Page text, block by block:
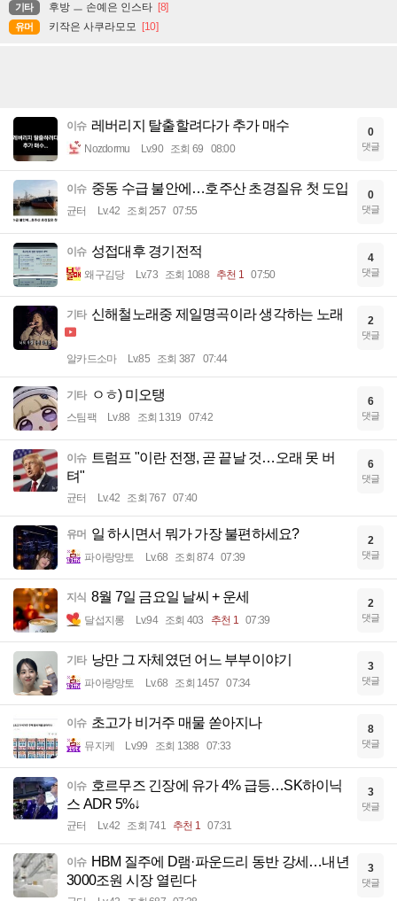
기타 후방 ㅡ 손예은 인스타 [8]
유머 키작은 사쿠라모모 [10]
이슈 레버리지 탈출할려다가 추가 매수
Nozdormu Lv.90 조회 69 08:00
0
댓글
이슈 중동 수급 불안에…호주산 초경질유 첫 도입
균터 Lv.42 조회 257 07:55
0
댓글
이슈 성접대후 경기전적
왜구김당 Lv.73 조회 1088 추천 1 07:50
4
댓글
기타 신해철노래중 제일명곡이라 생각하는 노래
알카드소마 Lv.85 조회 387 07:44
2
댓글
기타 ㅇㅎ) 미오탱
스팀팩 Lv.88 조회 1319 07:42
6
댓글
이슈
트럼프 "이란 전쟁, 곧 끝날 것…오래 못 버
텨"
균터 Lv.42 조회 767 07:40
6
댓글
유머 일 하시면서 뭐가 가장 불편하세요?
파아랑망토 Lv.68 조회 874 07:39
2
댓글
지식 8월 7일 금요일 날씨 + 운세
달섭지롱 Lv.94 조회 403 추천 1 07:39
2
댓글
기타 낭만 그 자체였던 어느 부부이야기
파아랑망토 Lv.68 조회 1457 07:34
3
댓글
이슈 초고가 비거주 매물 쏟아지나
뮤지케 Lv.99 조회 1388 07:33
8
댓글
이슈 호르무즈 긴장에 유가 4% 급등…SK하이닉
스 ADR 5%↓
균터 Lv.42 조회 741 추천 1 07:31
3
댓글
이슈 HBM 질주에 D램·파운드리 동반 강세…내년
3000조원 시장 열린다
3
댓글